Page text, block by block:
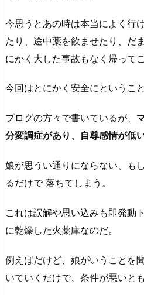
今思うとあの時は本当によく行
たり、途中薬を飲ませたり、だ
にかく大した事故もなく帰ってこ
今回はとにかく安全にというこ
ブログの方々で書いているが、
分変調症があり、自尊感情が低い
娘が思うい通りにならない、も
るだけで 落ちてしまう。
これは誤解や思い込みも即発動
に乾燥した火薬庫なのだ。
例えばだけど、娘がいうことを
いていくだけで、条件が悪いと